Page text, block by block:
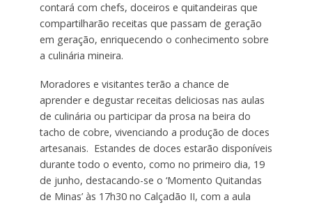
contará com chefs, doceiros e quitandeiras que
compartilharão receitas que passam de geração
em geração, enriquecendo o conhecimento sobre
a culinária mineira.
Moradores e visitantes terão a chance de
aprender e degustar receitas deliciosas nas aulas
de culinária ou participar da prosa na beira do
tacho de cobre, vivenciando a produção de doces
artesanais. Estandes de doces estarão disponíveis
durante todo o evento, como no primeiro dia, 19
de junho, destacando-se o ‘Momento Quitandas
de Minas’ às 17h30 no Calçadão II, com a aula